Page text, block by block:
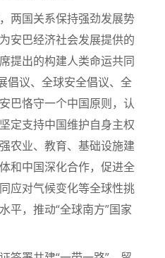
两国关系保持强劲发展势
安巴经济社会发展提供的
提出的构建人类命运共同
倡议、全球安全倡议、全
巴恪守一个中国原则，认
定支持中国维护自身主权
农业、教育、基础设施建
和中国深化合作，促进全
应对气候变化等全球性挑
平，推动“全球南方”国家